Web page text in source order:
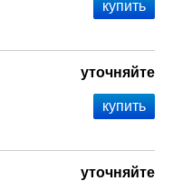
уточняйте
уточняйте